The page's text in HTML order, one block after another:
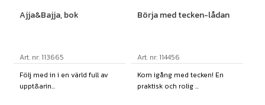
Ajja&Bajja, bok
Art. nr: 113665
Följ med in i en värld full av
uppt&arin...
Börja med tecken-lådan
Art. nr: 114456
Kom igång med tecken! En
praktisk och rolig ...